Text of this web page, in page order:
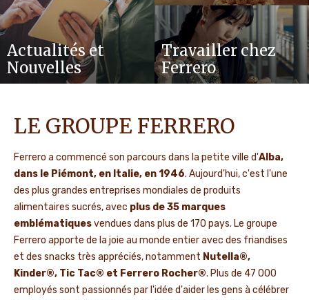
Actualités et
Nouvelles
Travailler chez
Ferrero
LE GROUPE FERRERO
Ferrero a commencé son parcours dans la petite ville d'Alba,
dans le Piémont, en Italie, en 1946. Aujourd'hui, c'est l'une
des plus grandes entreprises mondiales de produits
alimentaires sucrés, avec plus de 35 marques
emblématiquesvendues dans plus de 170 pays. Le groupe
Ferrero apporte de la joie au monde entier avec des friandises
et des snacks très appréciés, notamment Nutella®,
Kinder®, Tic Tac® et Ferrero Rocher®. Plus de 47 000
employés sont passionnés par l'idée d'aider les gens à célébrer